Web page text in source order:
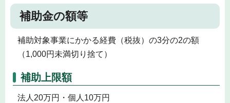
補助金の額等
補助対象事業にかかる経費（税抜）の3分の2の額
（1,000円未満切り捨て）
補助上限額
法人20万円・個人10万円